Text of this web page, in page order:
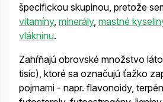
špecifickou skupinou, pretože
vitamíny, minerály, mastné
vlákninu.
Zahŕňajú obrovské množstvo
tisíc), ktoré sa označujú ťažko
pojmami - napr. flavonoidy,